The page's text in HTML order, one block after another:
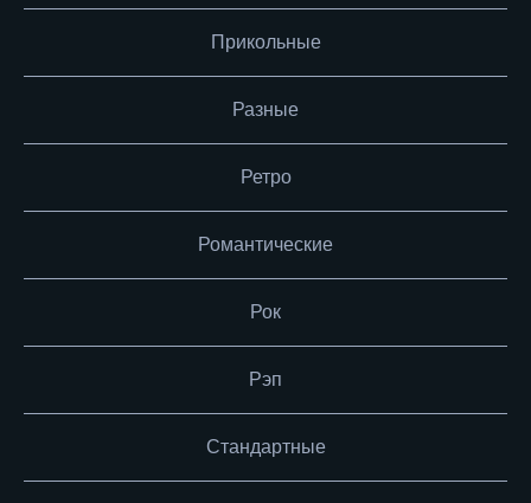
Прикольные
Разные
Ретро
Романтические
Рок
Рэп
Стандартные